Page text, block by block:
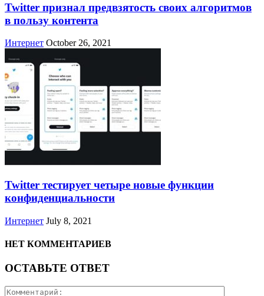
Twitter признал предвзятость своих алгоритмов
в пользу контента
Интернет October 26, 2021
Twitter тестирует четыре новые функции
конфиденциальности
Интернет July 8, 2021
НЕТ КОММЕНТАРИЕВ
ОСТАВЬТЕ ОТВЕТ